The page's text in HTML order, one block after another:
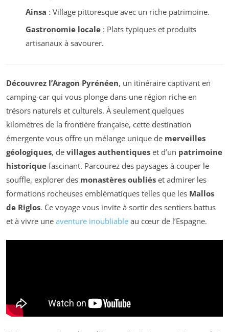
Ainsa : Village pittoresque avec un riche patrimoine.
Gastronomie locale: Plats typiques et produits
artisanaux à savourer.
Découvrez l’Aragon Pyrénéen, un itinéraire captivant en
camping-car qui vous plonge dans une région riche en
trésors naturels et culturels. À seulement quelques
kilomètres de la frontière française, cette destination
émergente vous offre un mélange unique de merveilles
géologiques, de villages authentiques et d’un patrimoine
historique fascinant. Parcourez des paysages à couper le
souffle, explorer des monastères oubliés et admirer les
formations rocheuses emblématiques telles que les Mallos
de Riglos. Ce voyage vous invite à sortir des sentiers battus
et à vivre une aventure inoubliable au cœur de l’Espagne.